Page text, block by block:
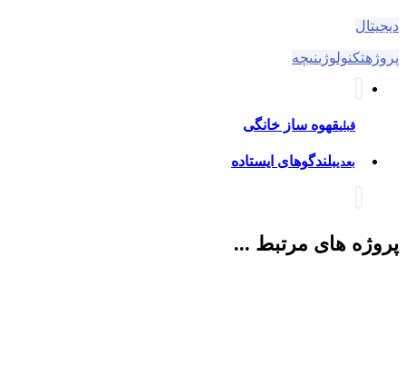
دیجیتال
پروژهتکنولوژینیچه
قبلیقهوه ساز خانگی
بعدیبلندگوهای ایستاده
پروژه های مرتبط ...